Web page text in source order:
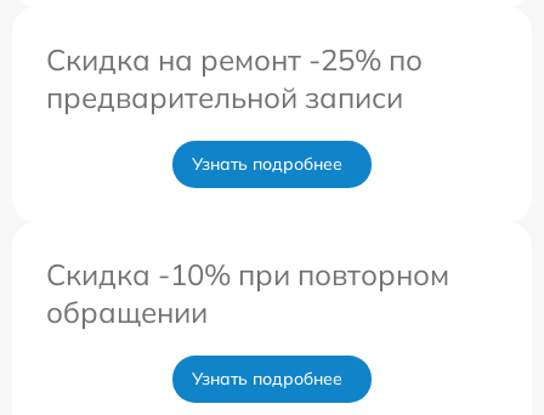
Скидка на ремонт -25% по
предварительной записи
Узнать подробнее
Скидка -10% при повторном
обращении
Узнать подробнее